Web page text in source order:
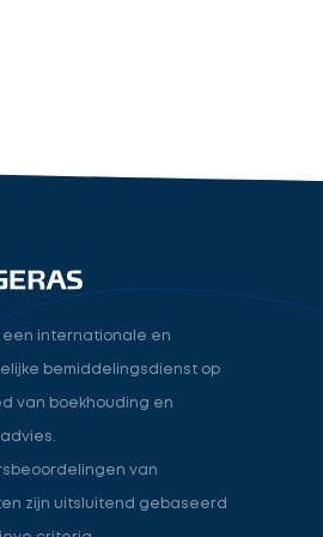
een internationale en
bemiddelingsdienst op
van boekhouding en
van
zijn uitsluitend gebaseerd